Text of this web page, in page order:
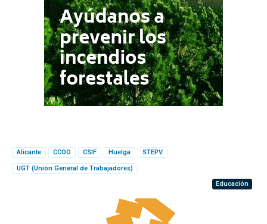
Alicante CCOO CSIF Huelga STEPV
UGT (Unión General de Trabajadores)
Educación